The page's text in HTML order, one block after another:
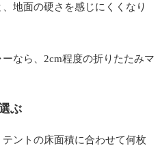
地面の硬さを感じにくくなり
なら、2cm程度の折りたたみマ
ぶ
ントの床面積に合わせて何枚